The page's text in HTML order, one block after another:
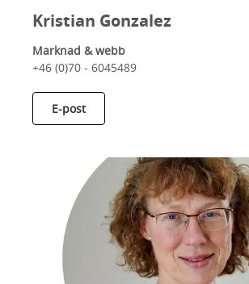
Kristian Gonzalez
Marknad & webb
+46 (0)70 - 6045489
E-post